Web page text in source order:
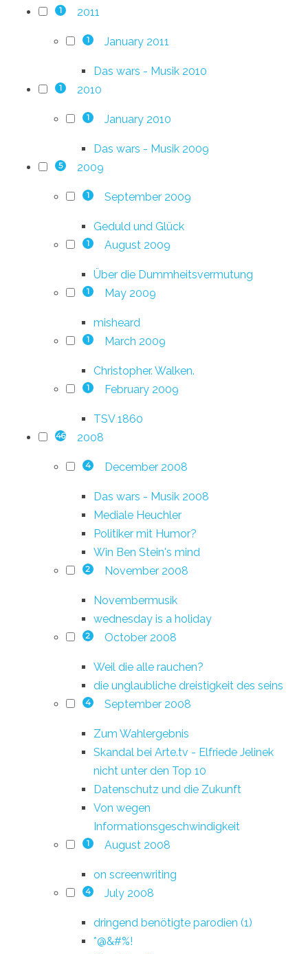
1 2011
1 January 2011
Das wars - Musik 2010
1 2010
1 January 2010
Das wars - Musik 2009
5 2009
1 September 2009
Geduld und Glück
1 August 2009
Über die Dummheitsvermutung
1 May 2009
misheard
1 March 2009
Christopher. Walken.
1 February 2009
TSV 1860
46 2008
4 December 2008
Das wars - Musik 2008
Mediale Heuchler
Politiker mit Humor?
Win Ben Stein's mind
2 November 2008
Novembermusik
wednesday is a holiday
2 October 2008
Weil die alle rauchen?
die unglaubliche dreistigkeit des seins
4 September 2008
Zum Wahlergebnis
Skandal bei Arte.tv - Elfriede Jelinek
nicht unter den Top 10
Datenschutz und die Zukunft
Von wegen
Informationsgeschwindigkeit
1 August 2008
on screenwriting
4 July 2008
dringend benötigte parodien (1)
*@&#%!